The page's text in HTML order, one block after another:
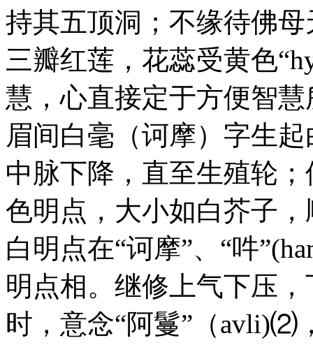
持其五顶洞；不缘待佛
三瓣红莲，花蕊受黄色
慧，心直接定于方便智
眉间白毫（诃摩）字生
中脉下降，直至生殖轮
色明点，大小如白芥子
白明点在“诃摩”、“吽
明点相。继修上气下压
时，意念“阿鬘”（avli)⑵